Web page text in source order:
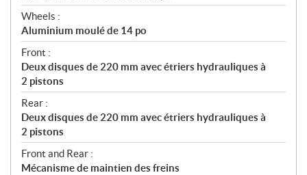
Wheels :
Aluminium moulé de 14 po
Front :
Deux disques de 220 mm avec étriers hydrauliques à
2 pistons
Rear :
Deux disques de 220 mm avec étriers hydrauliques à
2 pistons
Front and Rear :
Mécanisme de maintien des freins